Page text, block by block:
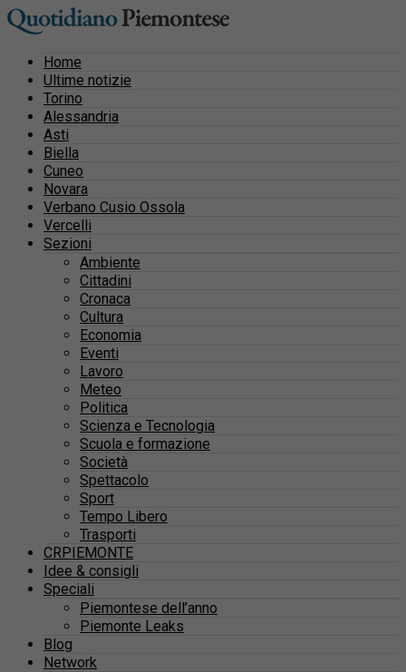
Home
Ultime notizie
Torino
Alessandria
Asti
Biella
Cuneo
Novara
Verbano Cusio Ossola
Vercelli
Sezioni
Ambiente
Cittadini
Cronaca
Cultura
Economia
Eventi
Lavoro
Meteo
Politica
Scienza e Tecnologia
Scuola e formazione
Società
Spettacolo
Sport
Tempo Libero
Trasporti
CRPIEMONTE
Idee & consigli
Speciali
Piemontese dell’anno
Piemonte Leaks
Blog
Network